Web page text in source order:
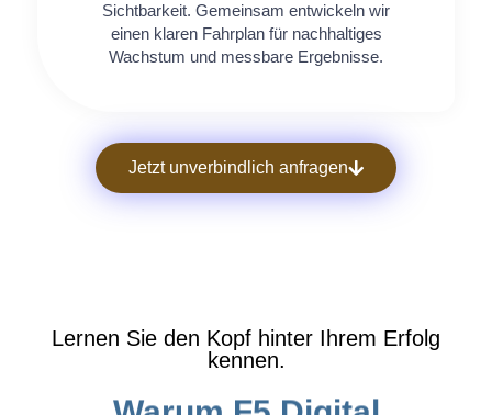
Sichtbarkeit. Gemeinsam entwickeln wir
einen klaren Fahrplan für nachhaltiges
Wachstum und messbare Ergebnisse.
Jetzt unverbindlich anfragen
Lernen Sie den Kopf hinter Ihrem Erfolg
kennen.